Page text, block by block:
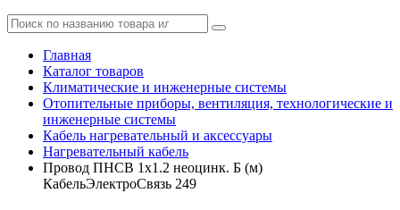
Главная
Каталог товаров
Климатические и инженерные системы
Отопительные приборы, вентиляция, технологические и
инженерные системы
Кабель нагревательный и аксессуары
Нагревательный кабель
Провод ПНСВ 1х1.2 неоцинк. Б (м)
КабельЭлектроСвязь 249